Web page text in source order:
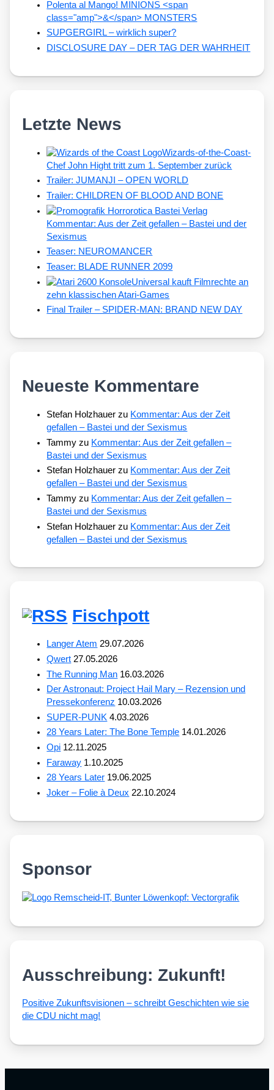
Polenta al Mango! MINIONS <span
class="amp">&</span> MONSTERS
SUPGERGIRL – wirklich super?
DISCLOSURE DAY – DER TAG DER WAHRHEIT
Letzte News
Wizards-of-the-Coast-
Chef John Hight tritt zum 1. September zurück
Trailer: JUMANJI – OPEN WORLD
Trailer: CHILDREN OF BLOOD AND BONE
Kommentar: Aus der Zeit gefallen – Bastei und der
Sexismus
Teaser: NEUROMANCER
Teaser: BLADE RUNNER 2099
Universal kauft Filmrechte an
zehn klassischen Atari-Games
Final Trailer – SPIDER-MAN: BRAND NEW DAY
Neueste Kommentare
Stefan Holzhauer zu Kommentar: Aus der Zeit
gefallen – Bastei und der Sexismus
Tammy zu Kommentar: Aus der Zeit gefallen –
Bastei und der Sexismus
Stefan Holzhauer zu Kommentar: Aus der Zeit
gefallen – Bastei und der Sexismus
Tammy zu Kommentar: Aus der Zeit gefallen –
Bastei und der Sexismus
Stefan Holzhauer zu Kommentar: Aus der Zeit
gefallen – Bastei und der Sexismus
Fischpott
Langer Atem 29.07.2026
Qwert 27.05.2026
The Running Man 16.03.2026
Der Astronaut: Project Hail Mary – Rezension und
Pressekonferenz 10.03.2026
SUPER-PUNK 4.03.2026
28 Years Later: The Bone Temple 14.01.2026
Opi 12.11.2025
Faraway 1.10.2025
28 Years Later 19.06.2025
Joker – Folie à Deux 22.10.2024
Sponsor
Ausschreibung: Zukunft!
Posi­ti­ve Zukunfts­vi­sio­nen – schreibt Geschich­ten wie sie
die CDU nicht mag!